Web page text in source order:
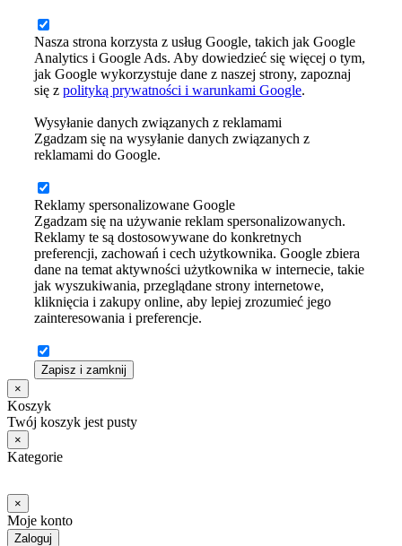
Nasza strona korzysta z usług Google, takich jak Google
Analytics i Google Ads. Aby dowiedzieć się więcej o tym,
jak Google wykorzystuje dane z naszej strony, zapoznaj
się z polityką prywatności i warunkami Google.
Wysyłanie danych związanych z reklamami
Zgadzam się na wysyłanie danych związanych z
reklamami do Google.
Reklamy spersonalizowane Google
Zgadzam się na używanie reklam spersonalizowanych.
Reklamy te są dostosowywane do konkretnych
preferencji, zachowań i cech użytkownika. Google zbiera
dane na temat aktywności użytkownika w internecie, takie
jak wyszukiwania, przeglądane strony internetowe,
kliknięcia i zakupy online, aby lepiej zrozumieć jego
zainteresowania i preferencje.
Zapisz i zamknij
×
Koszyk
Twój koszyk jest pusty
×
Kategorie
×
Moje konto
Zaloguj